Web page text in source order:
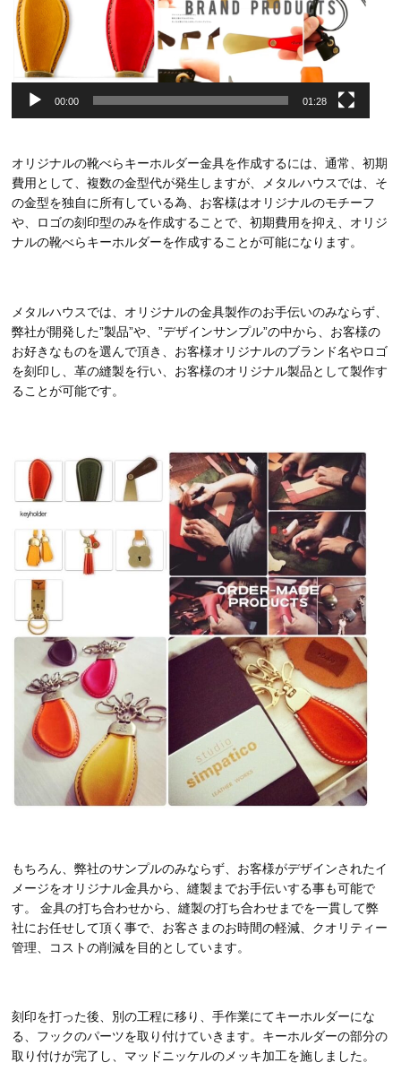
00:00 01:28
オリジナルの靴べらキーホルダー金具を作成するには、通常、初期
費用として、複数の金型代が発生しますが、メタルハウスでは、そ
の金型を独自に所有している為、お客様はオリジナルのモチーフ
や、ロゴの刻印型のみを作成することで、初期費用を抑え、オリジ
ナルの靴べらキーホルダーを作成することが可能になります。
メタルハウスでは、オリジナルの金具製作のお手伝いのみならず、
弊社が開発した”製品”や、”デザインサンプル”の中から、お客様の
お好きなものを選んで頂き、お客様オリジナルのブランド名やロゴ
を刻印し、革の縫製を行い、お客様のオリジナル製品として製作す
ることが可能です。
もちろん、弊社のサンプルのみならず、お客様がデザインされたイ
メージをオリジナル金具から、縫製までお手伝いする事も可能で
す。 金具の打ち合わせから、縫製の打ち合わせまでを一貫して弊
社にお任せして頂く事で、お客さまのお時間の軽減、クオリティー
管理、コストの削減を目的としています。
刻印を打った後、別の工程に移り、手作業にてキーホルダーにな
る、フックのパーツを取り付けていきます。キーホルダーの部分の
取り付けが完了し、マッドニッケルのメッキ加工を施しました。